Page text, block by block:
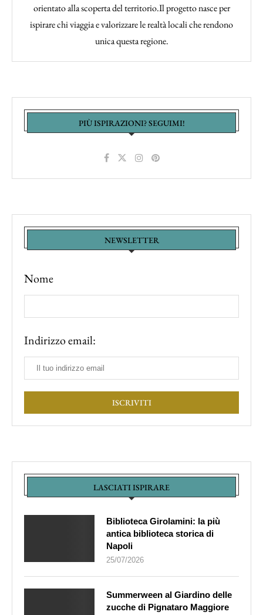
orientato alla scoperta del territorio.Il progetto nasce per
ispirare chi viaggia e valorizzare le realtà locali che rendono
unica questa regione.
PIÙ ISPIRAZIONI? SEGUIMI!
NEWSLETTER
Nome
Indirizzo email:
LASCIATI ISPIRARE
Biblioteca Girolamini: la più
antica biblioteca storica di
Napoli
25/07/2026
Summerween al Giardino delle
zucche di Pignataro Maggiore